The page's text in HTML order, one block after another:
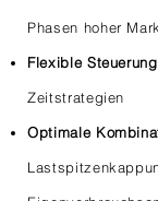
Phasen hoher
Flexible Steuerung
Zeitstrategien
Optimale